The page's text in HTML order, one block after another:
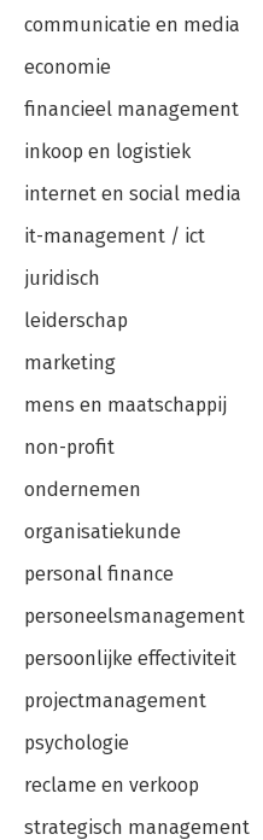
communicatie en media
economie
financieel management
inkoop en logistiek
internet en social media
it-management / ict
juridisch
leiderschap
marketing
mens en maatschappij
non-profit
ondernemen
organisatiekunde
personal finance
personeelsmanagement
persoonlijke effectiviteit
projectmanagement
psychologie
reclame en verkoop
strategisch management